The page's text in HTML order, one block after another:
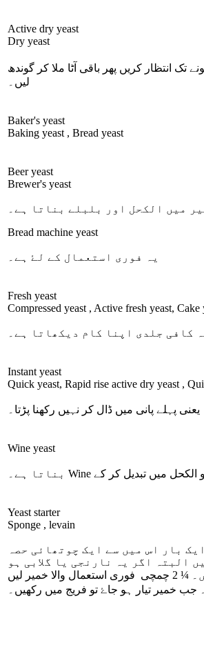
Active dry yeast
Dry yeast
تک انتظار کریں پھر باقی آٹا ملا کر گوندھ
لیں۔
Baker's yeast
Baking yeast , Bread yeast
Beer yeast
Brewer's yeast
میں الکحل اور بلبلے بناتا ہے۔
Bread machine yeast
یہ فوری استعمال کے لۓ ہے۔
Fresh yeast
Compressed yeast , Active fresh yeast,
Instant yeast
Quick yeast, Rapid rise active dry yeast ,
پہلے پانی میں ڈال کر نہیں رکھنا پڑتا۔
Wine yeast
میں تبدیل کر کے Wine بناتا ہے۔
Yeast starter
Sponge , levain
بار اس میں سے ایک چوتھائی حصہ
البتہ اگر یہ نارنجی یا گلابی ہو
¼
2 چمچی فوری استعمال والا خمیر لیں
جب خمیر تیار ہو جاۓ تو فریج میں رکھیں۔